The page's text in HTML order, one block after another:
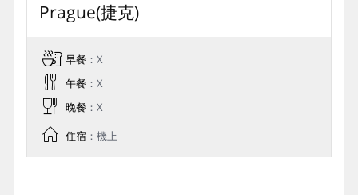
Prague(捷克)
早餐 ：X
午餐 ：X
晚餐 ：X
住宿：機上